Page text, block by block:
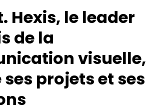
Hexis, le leader
de la
visuelle,
projets et ses